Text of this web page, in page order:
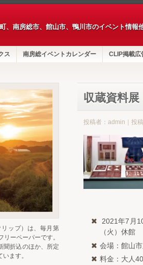
、南房総市、館山市、鴨川市のイベント情報
ス 南房総イベントカレンダー CLIP掲載広
収蔵資料展
投稿者：admin｜投
2021年7月
（火）休館
会場：館山
料金：大人
ップ）は、毎月第
ーペーパーです。
聞折込のほか、所定
ます。